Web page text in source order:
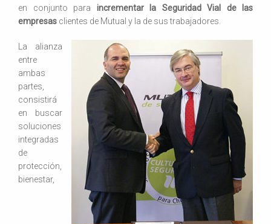
en conjunto para incrementar la Seguridad Vial de las
empresas clientes de Mutual y la de sus trabajadores.
La alianza
entre
ambas
partes,
consistirá
en buscar
soluciones
integradas
de
protección,
bienestar,